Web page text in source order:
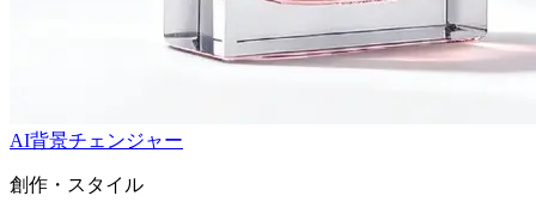
AI背景チェンジャー
創作・スタイル